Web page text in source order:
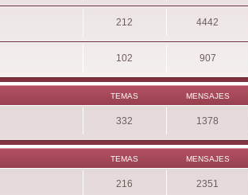
212 4442
102 907
TEMAS MENSAJES
332 1378
TEMAS MENSAJES
216 2351